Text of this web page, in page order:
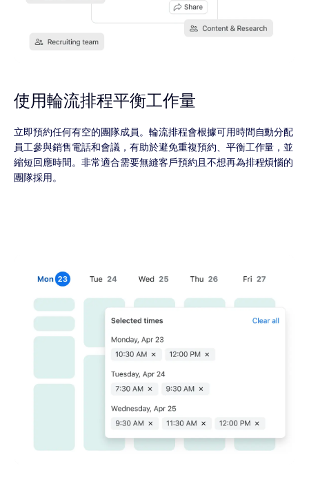
使用輪流排程平衡工作量
立即預約任何有空的團隊成員。輪流排程會根據可用時間自動分配
員工參與銷售電話和會議，有助於避免重複預約、平衡工作量，並
縮短回應時間。非常適合需要無縫客戶預約且不想再為排程煩惱的
團隊採用。